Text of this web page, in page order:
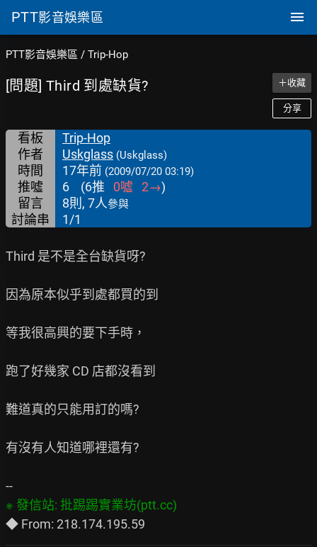
PTT影音娛樂區
PTT影音娛樂區 / Trip-Hop
[問題] Third 到處缺貨? ＋收藏
分享
看板
Trip-Hop
作者
Uskglass (Uskglass)
時間 17年前 (2009/07/20 03:19)
推噓 6 (6推 0噓 2→)
留言
8則, 7人參與
討論串 1/1
Third 是不是全台缺貨呀?
因為原本似乎到處都買的到
等我很高興的要下手時，
跑了好幾家 CD 店都沒看到
難道真的只能用訂的嗎?
有沒有人知道哪裡還有?